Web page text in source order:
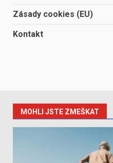
Zásady cookies (EU)
Kontakt
MOHLI JSTE ZMEŠKAT